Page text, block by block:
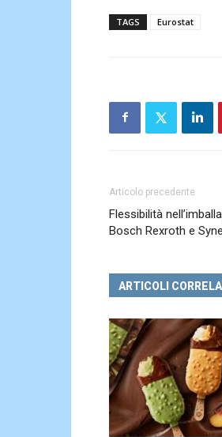
TAGS Eurostat
Articolo precedente
Flessibilità
Bosch Rexroth e
ARTICOLI